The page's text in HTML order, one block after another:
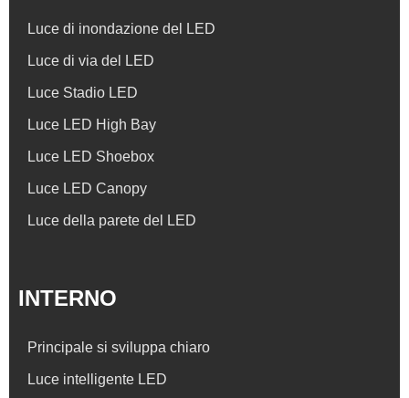
Luce di inondazione del LED
Luce di via del LED
Luce Stadio LED
Luce LED High Bay
Luce LED Shoebox
Luce LED Canopy
Luce della parete del LED
INTERNO
Principale si sviluppa chiaro
Luce intelligente LED